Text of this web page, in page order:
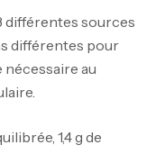
différentes sources
différentes pour
au
1,4 g de